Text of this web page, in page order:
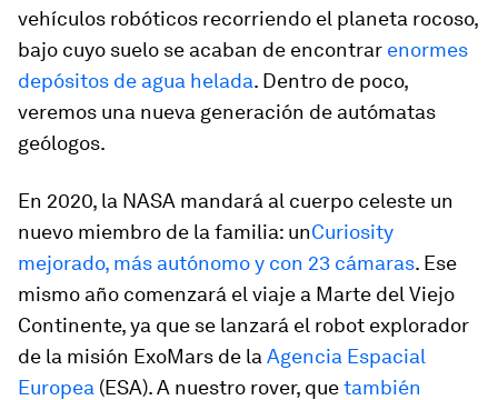
vehículos robóticos recorriendo el planeta rocoso,
bajo cuyo suelo se acaban de encontrar enormes
depósitos de agua helada. Dentro de poco,
veremos una nueva generación de autómatas
geólogos.
En 2020, la NASA mandará al cuerpo celeste un
nuevo miembro de la familia: unCuriosity
mejorado, más autónomo y con 23 cámaras. Ese
mismo año comenzará el viaje a Marte del Viejo
Continente, ya que se lanzará el robot explorador
de la misión ExoMars de la Agencia Espacial
Europea (ESA). A nuestro rover, quetambién